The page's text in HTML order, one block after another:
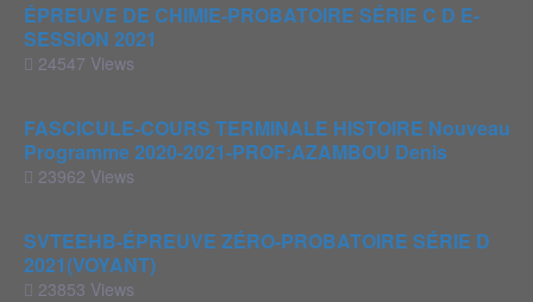
ÉPREUVE DE CHIMIE-PROBATOIRE SÉRIE C D E-
SESSION 2021
24547 Views
FASCICULE-COURS TERMINALE HISTOIRE Nouveau
Programme 2020-2021-PROF:AZAMBOU Denis
23962 Views
SVTEEHB-ÉPREUVE ZÉRO-PROBATOIRE SÉRIE D
2021(VOYANT)
23853 Views